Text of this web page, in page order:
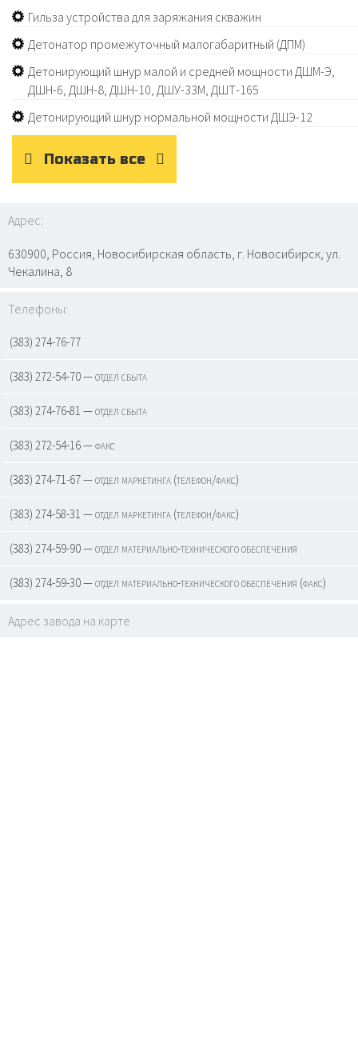
Гильза устройства для заряжания скважин
Детонатор промежуточный малогабаритный (ДПМ)
Детонирующий шнур малой и средней мощности ДШМ-Э,
ДШН-6, ДШН-8, ДШН-10, ДШУ-33М, ДШТ-165
Детонирующий шнур нормальной мощности ДШЭ-12
Показать все
Адрес:
630900, Россия, Новосибирская область, г. Новосибирск, ул.
Чекалина, 8
Телефоны:
(383) 274-76-77
(383) 272-54-70 — отдел сбыта
(383) 274-76-81 — отдел сбыта
(383) 272-54-16 — факс
(383) 274-71-67 — отдел маркетинга (телефон/факс)
(383) 274-58-31 — отдел маркетинга (телефон/факс)
(383) 274-59-90 — отдел материально-технического обеспечения
(383) 274-59-30 — отдел материально-технического обеспечения (факс)
Адрес завода на карте